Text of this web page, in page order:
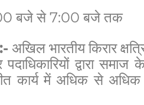
बजे से 7:00 बजे तक
अखिल भारतीय किरार
द्वारा
कार्य में अधिक से